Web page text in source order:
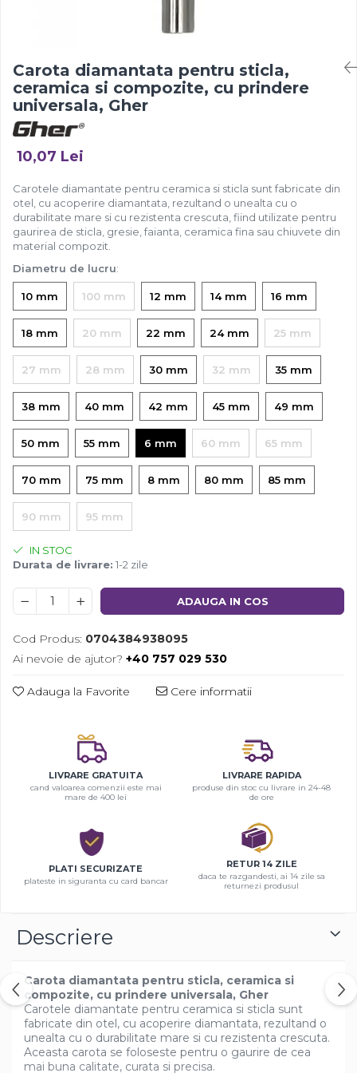
Carota diamantata pentru sticla,
ceramica si compozite, cu prindere
universala, Gher
10,07 Lei
Carotele diamantate pentru ceramica si sticla sunt fabricate din
otel, cu acoperire diamantata, rezultand o unealta cu o
durabilitate mare si cu rezistenta crescuta, fiind utilizate pentru
gaurirea de sticla, gresie, faianta, ceramica fina sau chiuvete din
material compozit.
Diametru de lucru:
10 mm 100 mm 12 mm 14 mm 16 mm
18 mm 20 mm 22 mm 24 mm 25 mm
27 mm 28 mm 30 mm 32 mm 35 mm
38 mm 40 mm 42 mm 45 mm 49 mm
50 mm 55 mm 6 mm 60 mm 65 mm
70 mm 75 mm 8 mm 80 mm 85 mm
90 mm 95 mm
IN STOC
Durata de livrare: 1-2 zile
ADAUGA IN COS
Cod Produs: 0704384938095
Ai nevoie de ajutor? +40 757 029 530
Adauga la Favorite Cere informatii
LIVRARE GRATUITA
cand valoarea comenzii este mai
mare de 400 lei
LIVRARE RAPIDA
produse din stoc cu livrare in 24-48
de ore
PLATI SECURIZATE
plateste in siguranta cu card bancar
RETUR 14 ZILE
daca te razgandesti, ai 14 zile sa
returnezi produsul
Descriere
Carota diamantata pentru sticla, ceramica si
compozite, cu prindere universala, Gher
Carotele diamantate pentru ceramica si sticla sunt
fabricate din otel, cu acoperire diamantata, rezultand o
unealta cu o durabilitate mare si cu rezistenta crescuta.
Aceasta carota se foloseste pentru o gaurire de cea
mai buna calitate, curata si precisa.